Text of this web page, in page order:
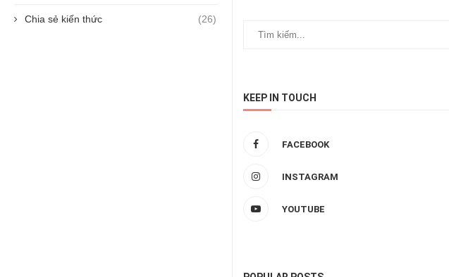
Chia sẻ kiến thức (26)
KEEP IN TOUCH
FACEBOOK
INSTAGRAM
YOUTUBE